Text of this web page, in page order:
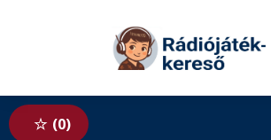
Tovább a tartalomhoz
0